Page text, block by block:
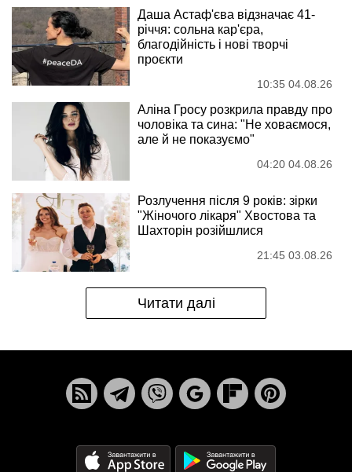
Даша Астаф'єва відзначає 41-
річчя: сольна кар'єра,
благодійність і нові творчі
проєкти
10:35 04.08.26
Аліна Гросу розкрила правду про
чоловіка та сина: "Не ховаємося,
але й не показуємо"
04:20 04.08.26
Розлучення після 9 років: зірки
"Жіночого лікаря" Хвостова та
Шахторін розійшлися
21:45 03.08.26
Читати далі